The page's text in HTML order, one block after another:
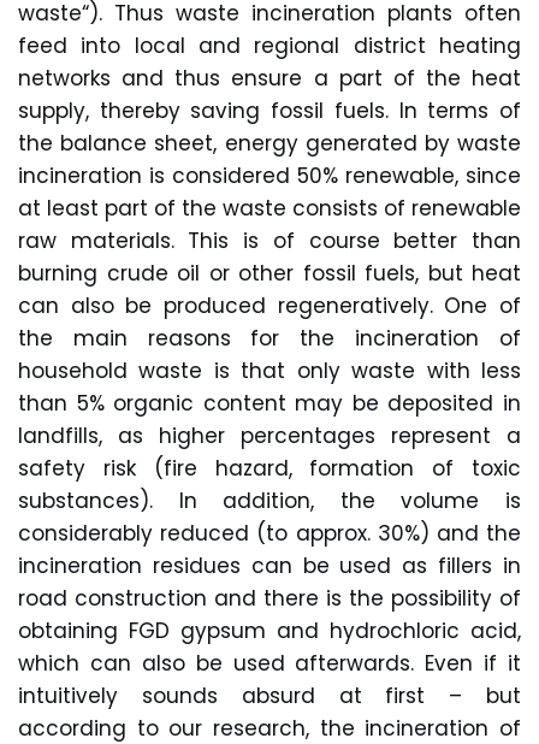
waste“). Thus waste incineration plants often
feed into local and regional district heating
networks and thus ensure a part of the heat
supply, thereby saving fossil fuels. In terms of
the balance sheet, energy generated by waste
incineration is considered 50% renewable, since
at least part of the waste consists of renewable
raw materials. This is of course better than
burning crude oil or other fossil fuels, but heat
can also be produced regeneratively. One of
the main reasons for the incineration of
household waste is that only waste with less
than 5% organic content may be deposited in
landfills, as higher percentages represent a
safety risk (fire hazard, formation of toxic
substances). In addition, the volume is
considerably reduced (to approx. 30%) and the
incineration residues can be used as fillers in
road construction and there is the possibility of
obtaining FGD gypsum and hydrochloric acid,
which can also be used afterwards. Even if it
intuitively sounds absurd at first – but
according to our research, the incineration of